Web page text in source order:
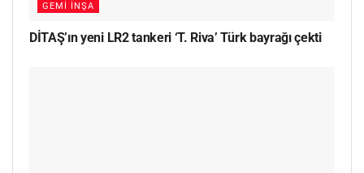
GEMI İNŞA
DİTAŞ’ın yeni LR2 tankeri ‘T. Riva’ Türk bayrağı çekti